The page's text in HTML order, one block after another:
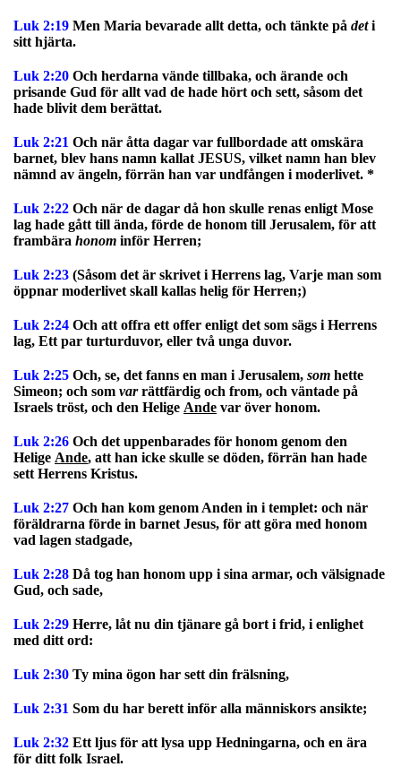
Luk 2:19 Men Maria bevarade allt detta, och tänkte på deti
sitt hjärta.
Luk 2:20 Och herdarna vände tillbaka, och ärande och
prisande Gud för allt vad de hade hört och sett, såsom det
hade blivit dem berättat.
Luk 2:21 Och när åtta dagar var fullbordade att omskära
barnet, blev hans namn kallat JESUS, vilket namn han blev
nämnd av ängeln, förrän han var undfången i moderlivet. *
Luk 2:22 Och när de dagar då hon skulle renas enligt Mose
lag hade gått till ända, förde de honom till Jerusalem, för att
frambära honom inför Herren;
Luk 2:23 (Såsom det är skrivet i Herrens lag, Varje man som
öppnar moderlivet skall kallas helig för Herren;)
Luk 2:24 Och att offra ett offer enligt det som sägs i Herrens
lag, Ett par turturduvor, eller två unga duvor.
Luk 2:25 Och, se, det fanns en man i Jerusalem, som hette
Simeon; och som varrättfärdig och from, och väntade på
Israels tröst, och den Helige Ande var över honom.
Luk 2:26 Och det uppenbarades för honom genom den
Helige Ande, att han icke skulle se döden, förrän han hade
sett Herrens Kristus.
Luk 2:27 Och han kom genom Anden in i templet: och när
föräldrarna förde in barnet Jesus, för att göra med honom
vad lagen stadgade,
Luk 2:28 Då tog han honom upp i sina armar, och välsignade
Gud, och sade,
Luk 2:29 Herre, låt nu din tjänare gå bort i frid, i enlighet
med ditt ord:
Luk 2:30 Ty mina ögon har sett din frälsning,
Luk 2:31 Som du har berett inför alla människors ansikte;
Luk 2:32 Ett ljus för att lysa upp Hedningarna, och en ära
för ditt folk Israel.